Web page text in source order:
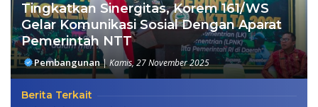
Tingkatkan Sinergitas, Korem 161/WS
Gelar Komunikasi Sosial Dengan Aparat
Pemerintah NTT
Pembangunan|Kamis, 27 November 2025
Berita Terkait